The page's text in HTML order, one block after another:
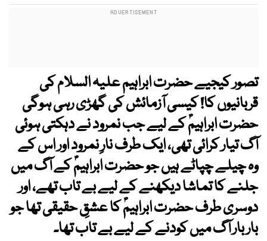
تصور کیجیے حضرت ابراہیم علیہ السلام کی
قربانیوں کا! کیسی آزمائش کی گھڑی رہی ہوگی
حضرت ابراہیمؑ کے لیے جب نمرود نے دہکتی ہوئی
آگ تیار کرائی تھی، ایک طرف نارِ نمرود اور اس کے
وہ چیلے چپاٹے ہیں جو حضرت ابراہیمؑ کے آگ میں
جلنے کا تماشا دیکھنے کے لیے بے تاب تھے، اور
دوسری طرف حضرت ابراہیمؑ کا عشقِ حقیقی تھا جو
بار بار آگ میں کودنے کے لیے بے تاب تھا۔